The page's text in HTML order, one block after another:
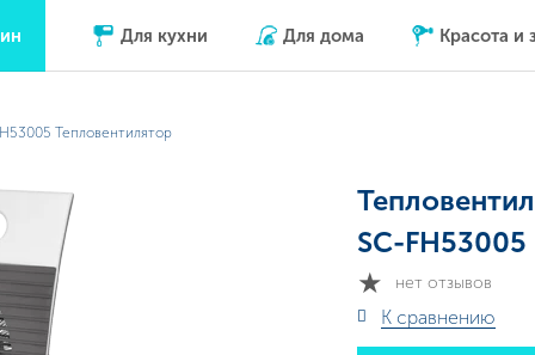
Для кухни Для дома Красота и
Тепловентилятор
SC-FH53005
нет отзывов
К сравнению